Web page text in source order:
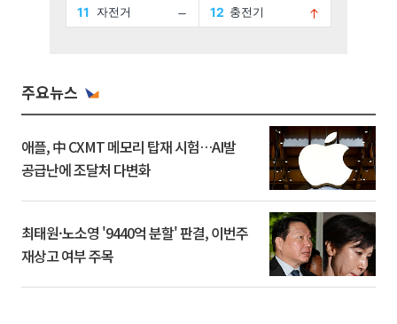
주요뉴스
애플, 中 CXMT 메모리 탑재 시험…AI발
공급난에 조달처 다변화
최태원·노소영 '9440억 분할' 판결, 이번주
재상고 여부 주목